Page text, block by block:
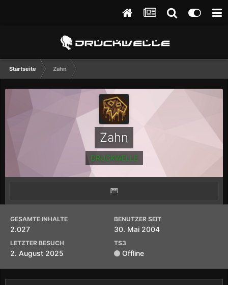
Startseite Zahn
Zahn
DRUCKWELLE
GESAMTE INHALTE
2.027
BENUTZER SEIT
30. Mai 2004
LETZTER BESUCH
2. August 2025
TS3
Offline